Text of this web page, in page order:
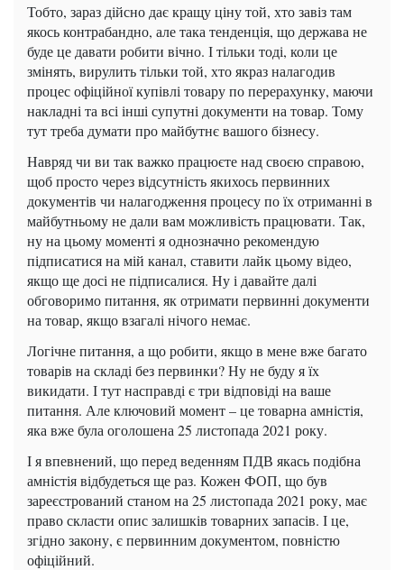
Тобто, зараз дійсно дає кращу ціну той, хто завіз там
якось контрабандно, але така тенденція, що держава не
буде це давати робити вічно. І тільки тоді, коли це
змінять, вирулить тільки той, хто якраз налагодив
процес офіційної купівлі товару по перерахунку, маючи
накладні та всі інші супутні документи на товар. Тому
тут треба думати про майбутнє вашого бізнесу.
Навряд чи ви так важко працюєте над своєю справою,
щоб просто через відсутність якихось первинних
документів чи налагодження процесу по їх отриманні в
майбутньому не дали вам можливість працювати. Так,
ну на цьому моменті я однозначно рекомендую
підписатися на мій канал, ставити лайк цьому відео,
якщо ще досі не підписалися. Ну і давайте далі
обговоримо питання, як отримати первинні документи
на товар, якщо взагалі нічого немає.
Логічне питання, а що робити, якщо в мене вже багато
товарів на складі без первинки?Ну не буду я їх
викидати. І тут насправді є три відповіді на ваше
питання. Але ключовий момент – це товарна амністія,
яка вже була оголошена 25 листопада 2021 року.
І я впевнений, що перед веденням ПДВ якась подібна
амністія відбудеться ще раз. Кожен ФОП, що був
зареєстрований станом на 25 листопада 2021 року, має
право скласти опис залишків товарних запасів. І це,
згідно закону, є первинним документом, повністю
офіційний.